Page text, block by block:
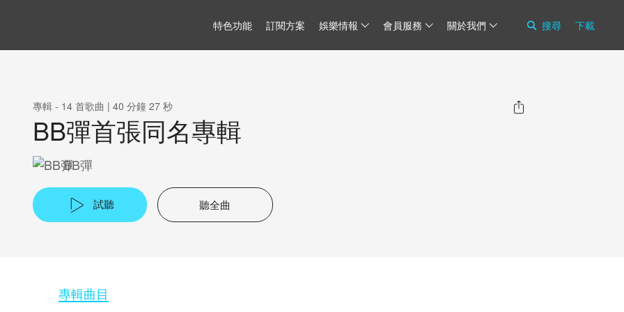
特色功能 訂閱方案 娛樂情報 會員服務 關於我們 搜尋 下載
專輯 - 14 首歌曲 |
BB彈首張同名專輯
BB彈
試聽 聽全曲
專輯曲目